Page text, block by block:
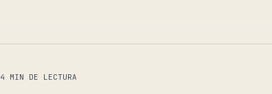
4 MIN DE LECTURA